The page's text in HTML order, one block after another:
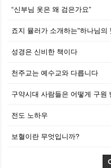
“신부님 옷은 왜 검은가요”
죠지 뮬러가 소개하는"하나님의
성경은 신비한 책이다
천주교는 예수교와 다릅니다
구약시대 사람들은 어떻게 구원
전도 노하우
보혈이란 무엇입니까?